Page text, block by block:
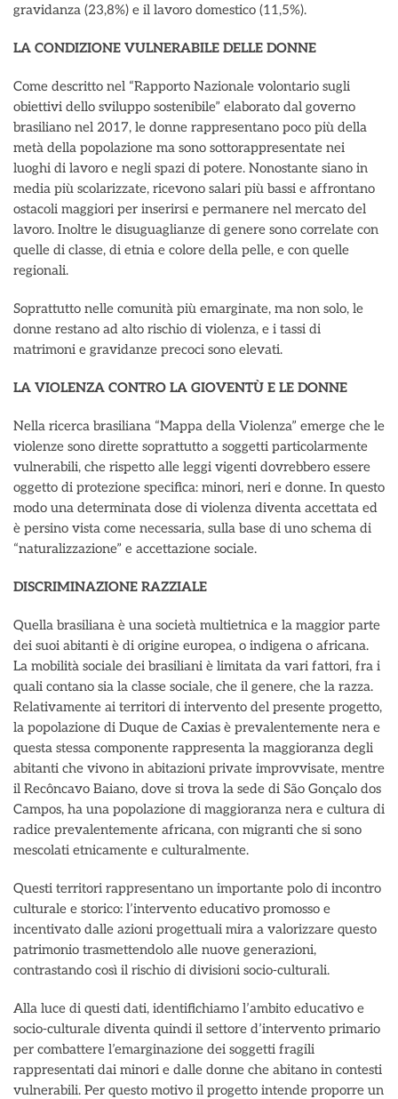
gravidanza (23,8%) e il lavoro domestico (11,5%).
LA CONDIZIONE VULNERABILE DELLE DONNE
Come descritto nel “Rapporto Nazionale volontario sugli
obiettivi dello sviluppo sostenibile” elaborato dal governo
brasiliano nel 2017, le donne rappresentano poco più della
metà della popolazione ma sono sottorappresentate nei
luoghi di lavoro e negli spazi di potere. Nonostante siano in
media più scolarizzate, ricevono salari più bassi e affrontano
ostacoli maggiori per inserirsi e permanere nel mercato del
lavoro. Inoltre le disuguaglianze di genere sono correlate con
quelle di classe, di etnia e colore della pelle, e con quelle
regionali.
Soprattutto nelle comunità più emarginate, ma non solo, le
donne restano ad alto rischio di violenza, e i tassi di
matrimoni e gravidanze precoci sono elevati.
LA VIOLENZA CONTRO LA GIOVENTÙ E LE DONNE
Nella ricerca brasiliana “Mappa della Violenza” emerge che le
violenze sono dirette soprattutto a soggetti particolarmente
vulnerabili, che rispetto alle leggi vigenti dovrebbero essere
oggetto di protezione specifica: minori, neri e donne. In questo
modo una determinata dose di violenza diventa accettata ed
è persino vista come necessaria, sulla base di uno schema di
“naturalizzazione” e accettazione sociale.
DISCRIMINAZIONE RAZZIALE
Quella brasiliana è una società multietnica e la maggior parte
dei suoi abitanti è di origine europea, o indigena o africana.
La mobilità sociale dei brasiliani è limitata da vari fattori, fra i
quali contano sia la classe sociale, che il genere, che la razza.
Relativamente ai territori di intervento del presente progetto,
la popolazione di Duque de Caxias è prevalentemente nera e
questa stessa componente rappresenta la maggioranza degli
abitanti che vivono in abitazioni private improvvisate, mentre
il Recôncavo Baiano, dove si trova la sede di São Gonçalo dos
Campos, ha una popolazione di maggioranza nera e cultura di
radice prevalentemente africana, con migranti che si sono
mescolati etnicamente e culturalmente.
Questi territori rappresentano un importante polo di incontro
culturale e storico: l’intervento educativo promosso e
incentivato dalle azioni progettuali mira a valorizzare questo
patrimonio trasmettendolo alle nuove generazioni,
contrastando così il rischio di divisioni socio-culturali.
Alla luce di questi dati, identifichiamo l’ambito educativo e
socio-culturale diventa quindi il settore d’intervento primario
per combattere l’emarginazione dei soggetti fragili
rappresentati dai minori e dalle donne che abitano in contesti
vulnerabili. Per questo motivo il progetto intende proporre un